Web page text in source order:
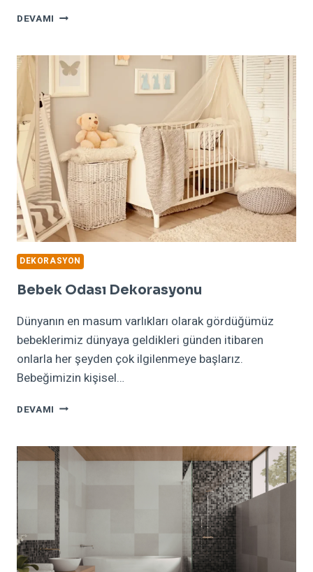
DEVAMI 2018
DEKORASYON
Bebek Odası Dekorasyonu
Dünyanın en masum varlıkları olarak gördüğümüz
bebeklerimiz dünyaya geldikleri günden itibaren
onlarla her şeyden çok ilgilenmeye başlarız.
Bebeğimizin kişisel…
DEVAMI BEBEK